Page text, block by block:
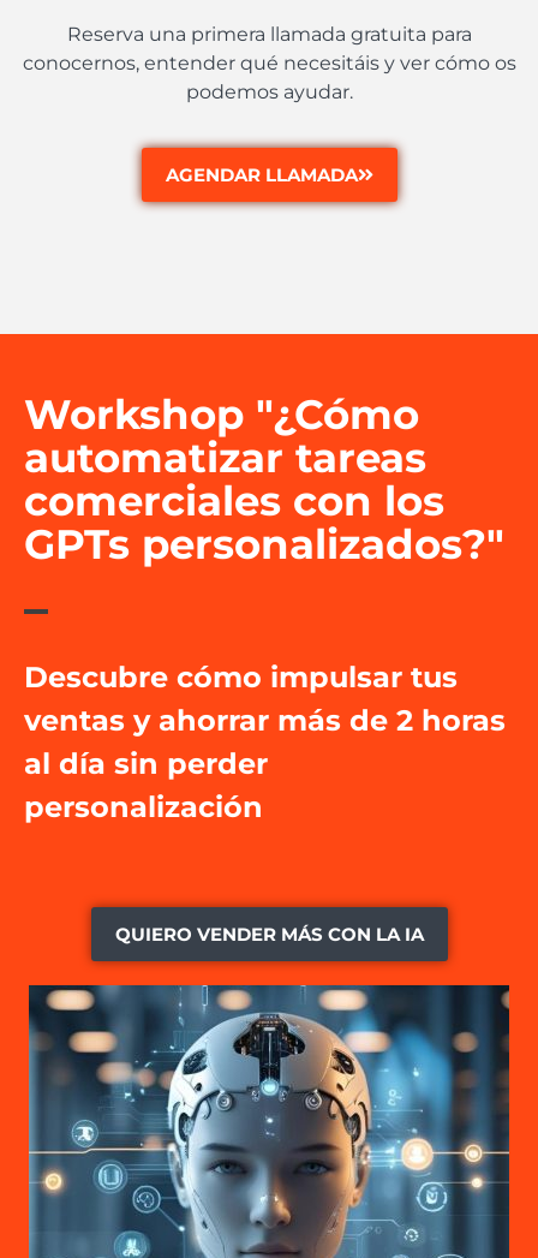
Reserva una primera llamada gratuita para
conocernos, entender qué necesitáis y ver cómo os
podemos ayudar.
AGENDAR LLAMADA
Workshop "¿Cómo
automatizar tareas
comerciales con los
GPTs personalizados?"
Descubre cómo impulsar tus
ventas y ahorrar más de 2 horas
al día sin perder
personalización
QUIERO VENDER MÁS CON LA IA